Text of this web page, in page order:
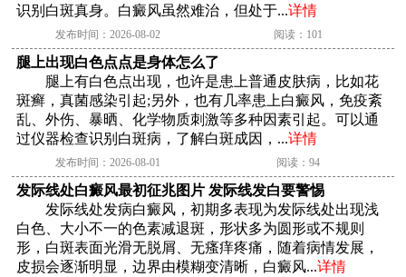
识别白斑真身。白癜风虽然难治，但处于...详情
发布时间：2026-08-02 阅读：101
腿上出现白色点点是身体怎么了
腿上有白色点出现，也许是患上普通皮肤病，比如花
斑癣，真菌感染引起;另外，也有几率患上白癜风，免疫紊
乱、外伤、暴晒、化学物质刺激等多种因素引起。可以通
过仪器检查识别白斑病，了解白斑成因，...详情
发布时间：2026-08-01 阅读：94
发际线处白癜风最初征兆图片 发际线发白要警惕
发际线处发病白癜风，初期多表现为发际线处出现浅
白色、大小不一的色素减退斑，形状多为圆形或不规则
形，白斑表面光滑无脱屑、无瘙痒疼痛，随着病情发展，
皮损会逐渐明显，边界由模糊变清晰，白癜风...详情